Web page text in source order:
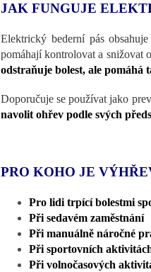
JAK FUNGUJE
Elektrický bederní pás
pomáhají kontrolovat a
odstraňuje bolest, ale pomáhá
Doporučuje se používat jako
navolit ohřev podle svých
PRO KOHO JE
Pro lidi trpící bolestmi
Při sedavém zaměstnání
Při manuálně náročné
Při sportovních
Při volnočasových